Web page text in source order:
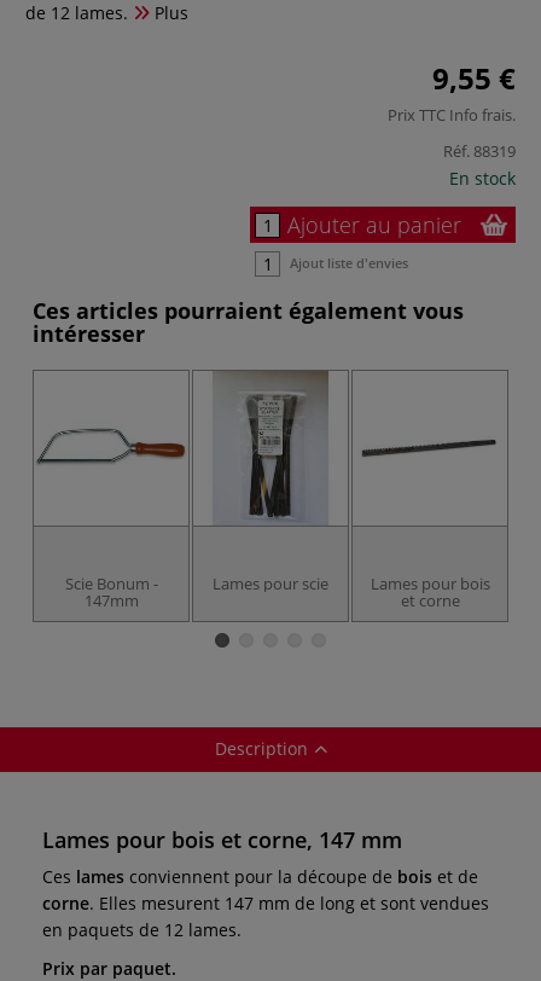
de 12 lames.
Plus
9,55 €
Prix TTC Info frais.
Réf. 88319
En stock
Ajouter au panier
Ajout liste d'envies
Ces articles pourraient également vous
intéresser
Scie Bonum -
147mm
Lames pour scie Lames pour bois
et corne
Description
Lames pour bois et corne, 147 mm
Ces lames conviennent pour la découpe de bois et de
corne. Elles mesurent 147 mm de long et sont vendues
en paquets de 12 lames.
Prix par paquet.